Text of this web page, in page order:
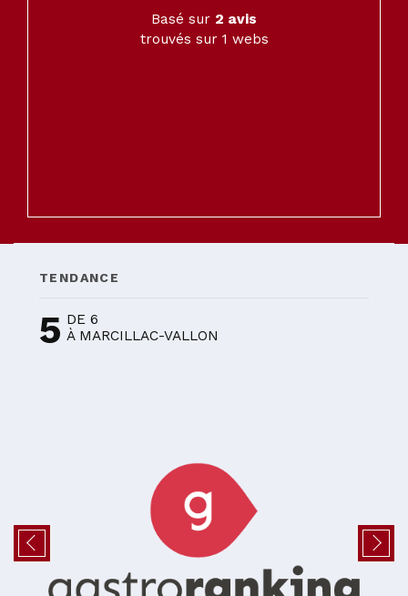
Basé sur 2 avis
trouvés sur 1 webs
TENDANCE
5 DE 6
À MARCILLAC-VALLON